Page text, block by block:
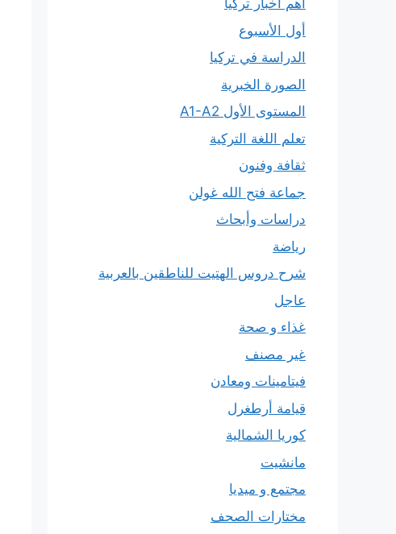
أهم أخبار تركيا
أول الأسبوع
الدراسة في تركيا
الصورة الخبرية
المستوى الأول A1-A2
تعلم اللغة التركية
ثقافة وفنون
جماعة فتح الله غولن
دراسات وأبحاث
رياضة
شرح دروس الهتيت للناطقين بالعربية
عاجل
غذاء و صحة
غير مصنف
فيتامينات ومعادن
قيامة أرطغرل
كوريا الشمالية
مانشيت
مجتمع و ميديا
مختارات الصحف